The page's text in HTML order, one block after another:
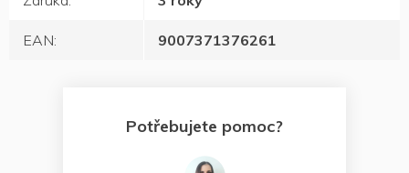
EAN: 9007371376261
Potřebujete pomoc?